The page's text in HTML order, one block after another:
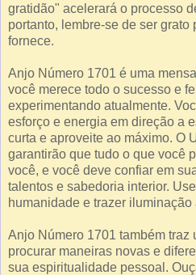
gratidão" acelerará o processo
portanto, lembre-se de ser
fornece.
Anjo Número 1701 é uma
você merece todo o sucesso e
experimentando atualmente.
esforço e energia em direção a
curta e aproveite ao máximo. O
garantirão que tudo o que você
você, e você deve confiar em
talentos e sabedoria interior.
humanidade e trazer iluminação
Anjo Número 1701 também traz
procurar maneiras novas e
sua espiritualidade pessoal.